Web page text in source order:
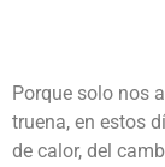
Porque solo nos
truena, en estos
de calor, del